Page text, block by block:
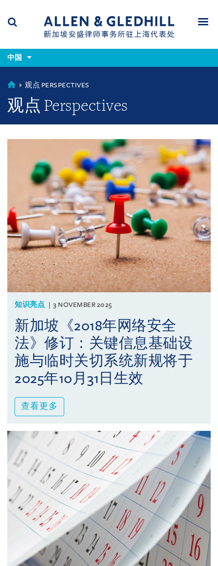
(accesskey
s)
x)
Search
中国
CHINA
观点 PERSPECTIVES
观点 Perspectives
知识亮点 3 NOVEMBER 2025
新加坡《2018年网络安全
法》修订：关键信息基础设
施与临时关切系统新规将于
2025年10月31日生效
查看更多